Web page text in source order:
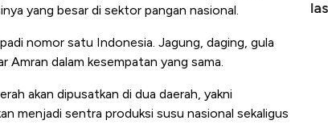
yang besar di sektor pangan nasional.
nomor satu Indonesia. Jagung, daging, gula
dalam kesempatan yang sama.
akan dipusatkan di dua daerah, yakni
menjadi sentra produksi susu nasional sekaligus
Alas Kaki Tumbuh Double Digit
RI